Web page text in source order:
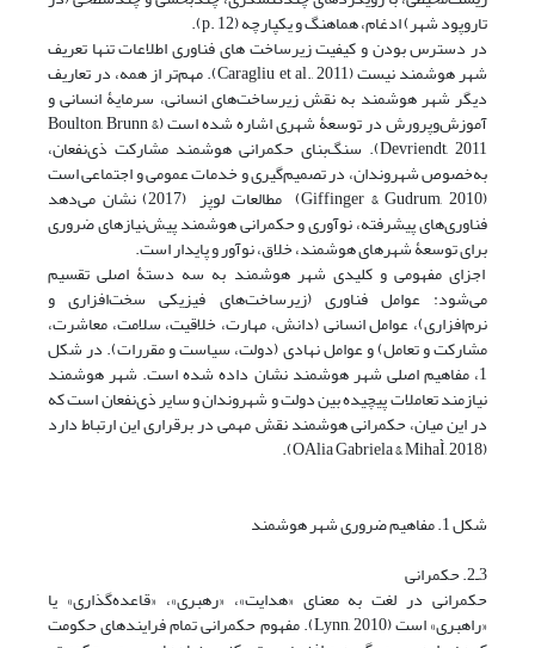
تاروپود شهر) ادغام، هماهنگ و یکپارچه (p. 12).
در دسترس بودن و کیفیت زیرساخت های فناوری اطلاعات تنها تعریف
شهر هوشمند نیست (Caragliu et al., 2011). مهم‌تر از همه، در تعاریف
دیگر شهر هوشمند به نقش زیرساخت‌های انسانی، سرمایۀ انسانی و
آموزش‌وپرورش در توسعۀ شهری اشاره شده است (Boulton, Brunn &
Devriendt, 2011). سنگ‌بنای حکمرانی هوشمند مشارکت ذی‌نفعان،
به‌خصوص شهروندان، در تصمیم‌گیری و خدمات عمومی و اجتماعی است
(Giffinger & Gudrum, 2010) مطالعات لوپز (2017) نشان می‌دهد
فناوری‌های پیشرفته، نوآوری و حکمرانی هوشمند پیش‌نیازهای ضروری
برای توسعۀ شهرهای هوشمند، خلاق، نوآور و پایدار است.
اجزای مفهومی و کلیدی شهر هوشمند به سه دستۀ اصلی تقسیم
می‌شود: عوامل فناوری (زیرساخت‌های فیزیکی سخت‌افزاری و
نرم‌افزاری)، عوامل انسانی (دانش، مهارت، خلاقیت، سلامت، معاشرت،
مشارکت و تعامل) و عوامل نهادی (دولت، سیاست و مقررات). در شکل
1، مفاهیم اصلی شهر هوشمند نشان داده شده است. شهر هوشمند
نیازمند تعاملات پیچیده بین دولت و شهروندان و سایر ذی‌نفعان است که
در این میان، حکمرانی هوشمند نقش مهمی در برقراری این ارتباط دارد
(OAlia Gabriela & MihaÌ, 2018).
شکل 1. مفاهیم ضروری شهر هوشمند
3ـ2. حکمرانی
حکمرانی در لغت به معنای «هدایت»، «رهبری»، «قاعده‌گذاری» یا
«راهبری» است (Lynn, 2010). مفهوم حکمرانی تمام فرایندهای حکومت